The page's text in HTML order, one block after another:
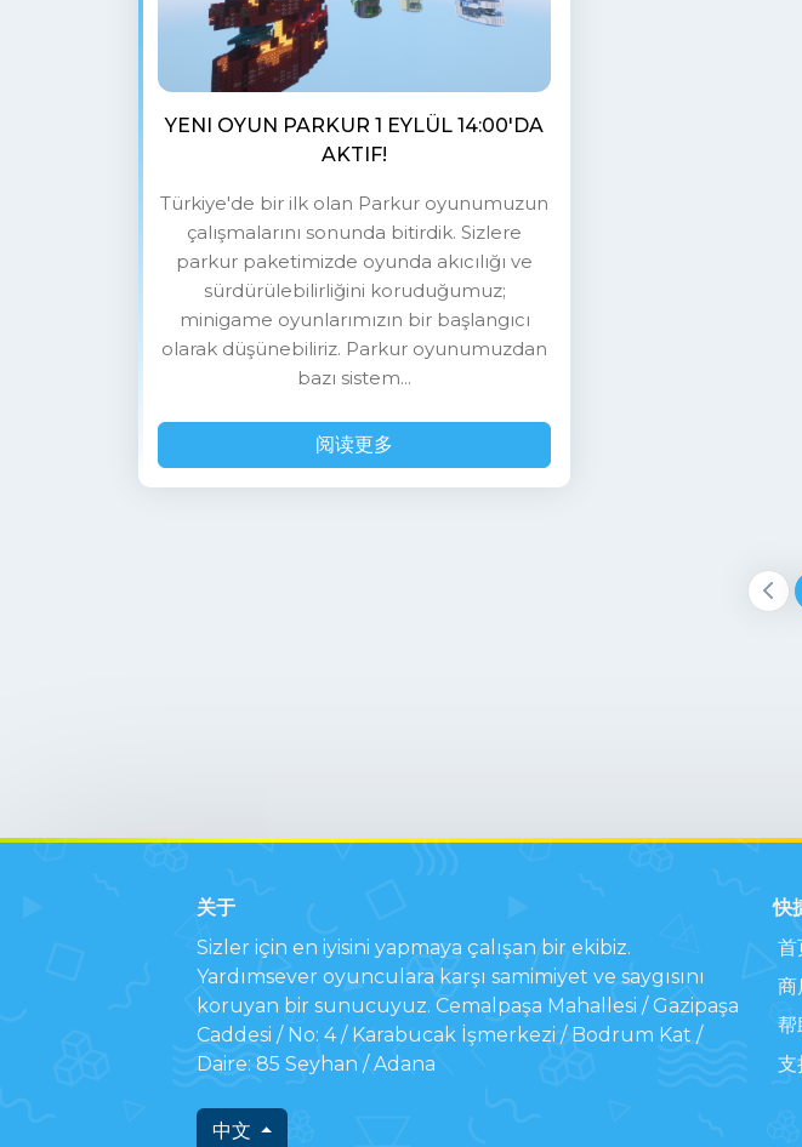
YENI OYUN PARKUR 1 EYLÜL 14:00'DA
AKTIF!
Türkiye'de bir ilk olan Parkur oyunumuzun
çalışmalarını sonunda bitirdik. Sizlere
parkur paketimizde oyunda akıcılığı ve
sürdürülebilirliğini koruduğumuz;
minigame oyunlarımızın bir başlangıcı
olarak düşünebiliriz. Parkur oyunumuzdan
bazı sistem...
阅读更多
关于
Sizler için en iyisini yapmaya çalışan bir ekibiz.
Yardımsever oyunculara karşı samimiyet ve saygısını
koruyan bir sunucuyuz. Cemalpaşa Mahallesi / Gazipaşa
Caddesi / No: 4 / Karabucak İşmerkezi / Bodrum Kat /
Daire: 85 Seyhan / Adana
中文
快
首
商
帮
支